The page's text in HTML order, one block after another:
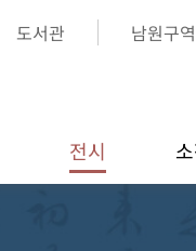
도서관 남원구역
전시